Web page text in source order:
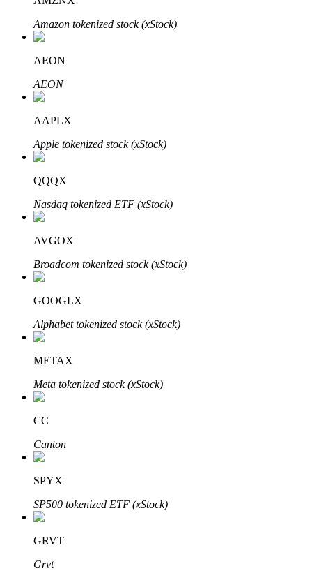
الاستثمار التلقائي
احصل على أرباح طويلة الأجل وفوائد مرنة
تعلم الستاكينغ
Amazon tokenized stock (xStock)
AEON
AEON
AAPLX
Apple tokenized stock (xStock)
QQQX
Nasdaq tokenized ETF (xStock)
AVGOX
Broadcom tokenized stock (xStock)
GOOGLX
Alphabet tokenized stock (xStock)
METAX
Meta tokenized stock (xStock)
CC
Canton
SPYX
SP500 tokenized ETF (xStock)
GRVT
Grvt